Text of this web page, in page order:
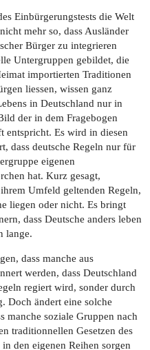
Einbürgerungstests die Welt
mehr so, dass Ausländer
Bürger zu integrieren
Untergruppen gebildet, die
importierten Traditionen
liessen, wissen ganz
in Deutschland nur in
der in dem Fragebogen
entspricht. Es wird in diesen
dass deutsche Regeln nur für
eigenen
hat. Kurz gesagt,
Umfeld geltenden Regeln,
liegen oder nicht. Es bringt
dass Deutsche anders leben
lange.
dass manche aus
werden, dass Deutschland
regiert wird, sonder durch
Doch ändert eine solche
manche soziale Gruppen nach
traditionnellen Gesetzen des
den eigenen Reihen sorgen